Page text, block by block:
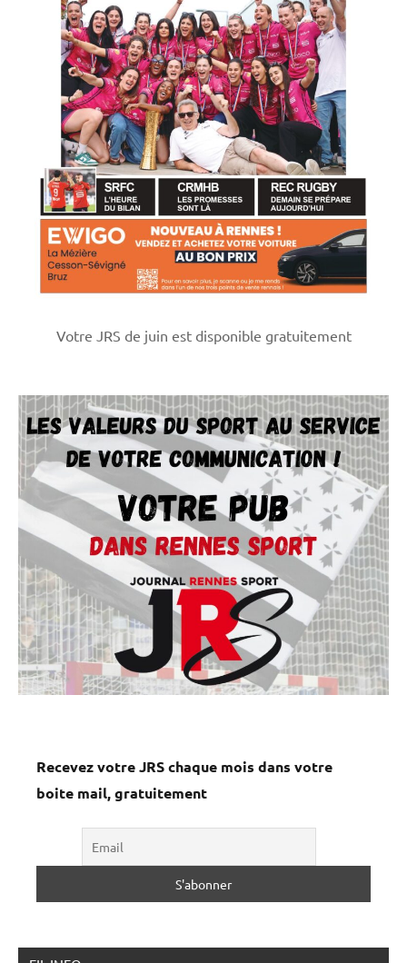
Votre JRS de juin est disponible gratuitement
Recevez votre JRS chaque mois dans votre
boite mail, gratuitement